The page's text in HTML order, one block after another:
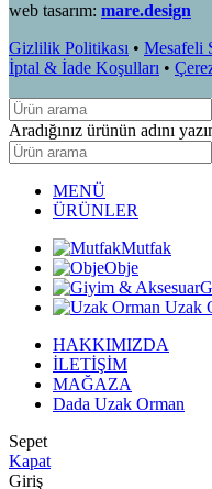
web tasarım: mare.design
Gizlilik Politikası • Mesafeli
İptal & İade Koşulları •
Aradığınız ürünün adını
MENÜ
ÜRÜNLER
Mutfak
Obje
Uzak
HAKKIMIZDA
İLETİŞİM
MAĞAZA
Dada Uzak Orman
Sepet
Kapat
Giriş